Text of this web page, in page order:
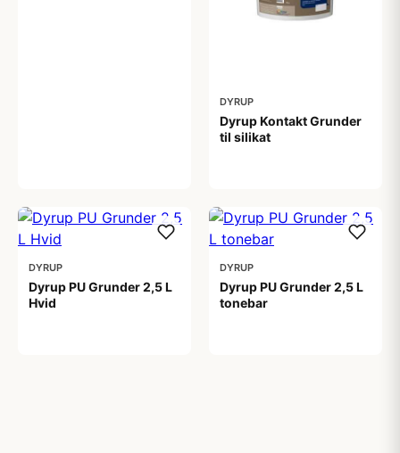
DYRUP
Dyrup Kontakt Grunder
til silikat
DYRUP
Dyrup PU Grunder 2,5 L
Hvid
DYRUP
Dyrup PU Grunder 2,5 L
tonebar